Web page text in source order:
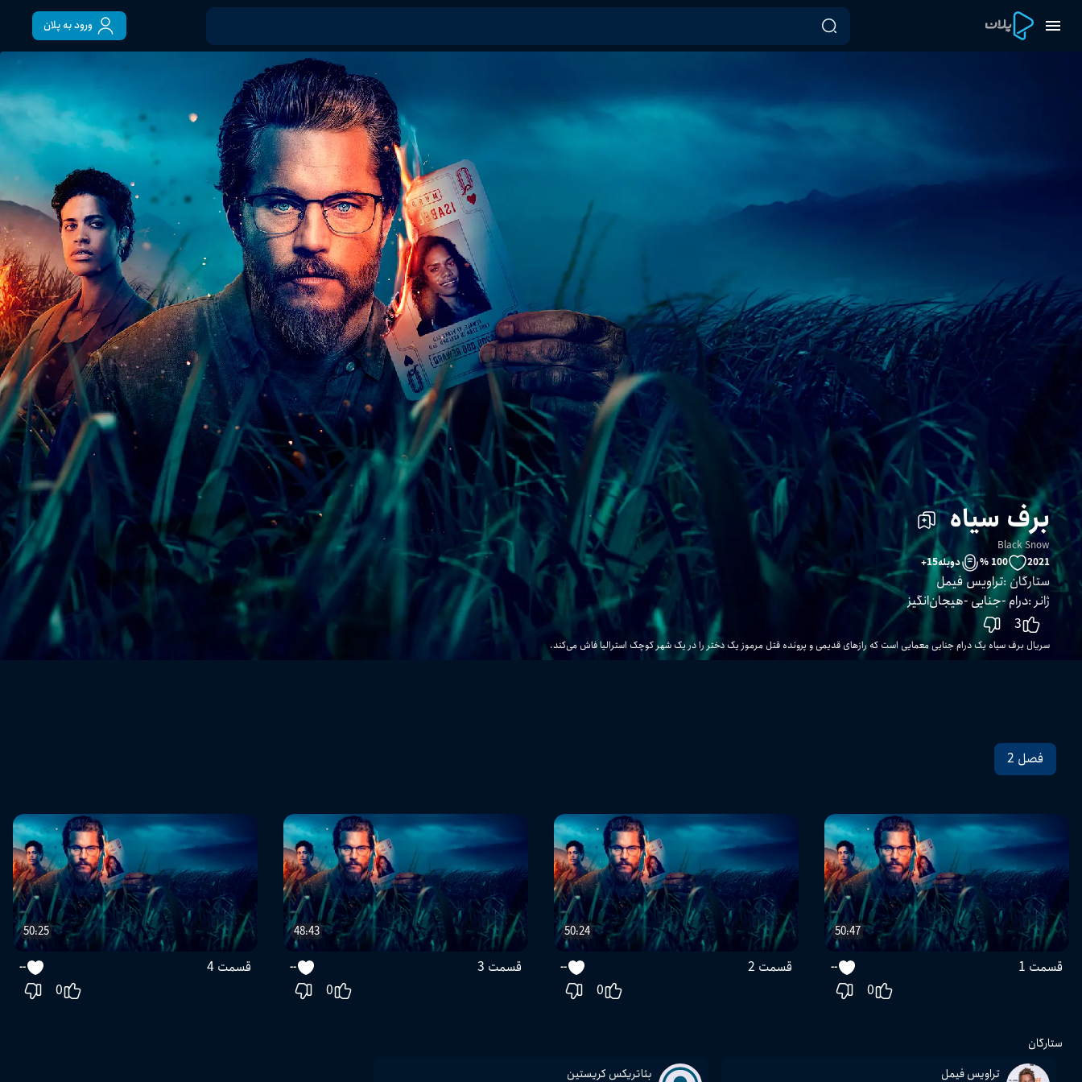
ورود به پلان
برف سیاه
Black Snow
2021
100 % دوبله15
+
ستارگان:تراویس فیمل
ژانر :درام جنایی هیجان‌انگیز
3
سریال برف سیاه یک درام جنایی معمایی است که رازهای قدیمی و پرونده قتل مرموز یک دختر را در یک شهر کوچک استرالیا فاش می‌کند.
فصل 2
50:47
قسمت 1 --
0
50:24
قسمت 2 --
0
48:43
قسمت 3 --
0
50:25
قسمت 4 --
0
ستارگان
تراویس فیمل
بئاتریکس کریستین